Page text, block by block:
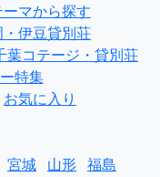
ーマから探す
伊豆貸別荘
葉コテージ・貸別荘
特集
お気に入り
宮城 山形 福島